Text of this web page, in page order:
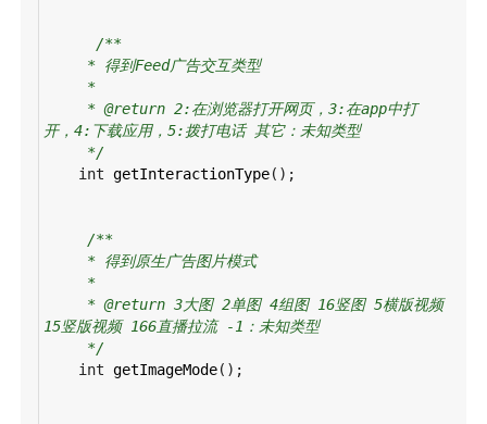
/**
* 得到Feed广告交互类型
*
* @return 2:在浏览器打开网页，3:在app中打
开，4:下载应用，5:拨打电话 其它：未知类型
*/
int getInteractionType();
/**
* 得到原生广告图片模式
*
* @return 3大图 2单图 4组图 16竖图 5横版视频
15竖版视频 166直播拉流 -1：未知类型
*/
int getImageMode();